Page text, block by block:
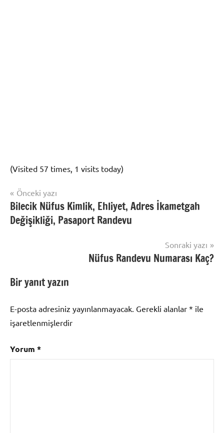
(Visited 57 times, 1 visits today)
Uncategorized
Yazı
gezinmesi
Önceki yazı
Bilecik Nüfus Kimlik, Ehliyet, Adres İkametgah
Değişikliği, Pasaport Randevu
Sonraki yazı
Nüfus Randevu Numarası Kaç?
Bir yanıt yazın
E-posta adresiniz yayınlanmayacak. Gerekli alanlar * ile
işaretlenmişlerdir
Yorum *